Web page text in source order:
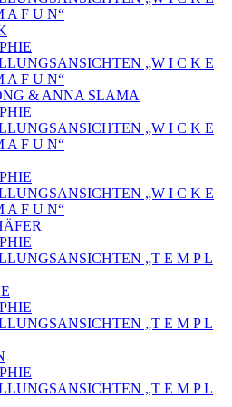
A F U N“
„W I C K E
A F U N“
& ANNA SLAMA
„W I C K E
A F U N“
„W I C K E
A F U N“
„T E M P L
„T E M P L
„T E M P L